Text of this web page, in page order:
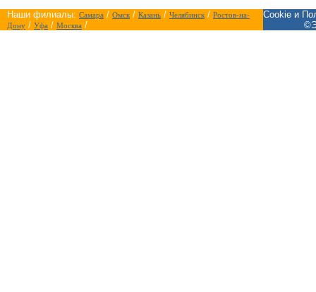
Наши филиалы: Самара / Омск/ Казань / Челябинск/ Ростов-на-
Дону / Уфа / Москва /
Cookie и